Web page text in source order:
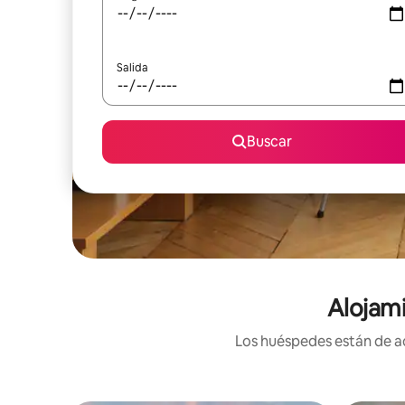
Salida
Buscar
Los huéspedes están de